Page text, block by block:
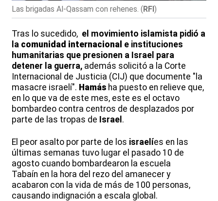
Las brigadas Al-Qassam con rehenes. (RFI)
Tras lo sucedido, el movimiento islamista pidió a
la comunidad internacional e instituciones
humanitarias que presionen a Israel para
detener la guerra, además solicitó a la Corte
Internacional de Justicia (CIJ) que documente "la
masacre israelí". Hamás ha puesto en relieve que,
en lo que va de este mes, este es el octavo
bombardeo contra centros de desplazados por
parte de las tropas de Israel .
El peor asalto por parte de los israelíes en las
últimas semanas tuvo lugar el pasado 10 de
agosto cuando bombardearon la escuela
Tabaín en la hora del rezo del amanecer y
acabaron con la vida de más de 100 personas,
causando indignación a escala global.